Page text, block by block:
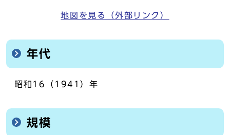
地図を見る（外部リンク）
年代
昭和16（1941）年
規模